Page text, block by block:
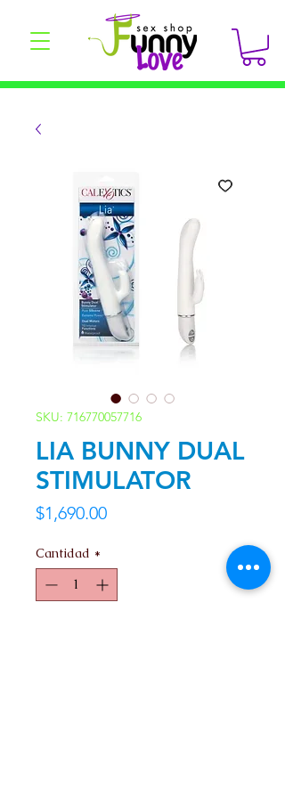
SKU: 716770057716
LIA BUNNY DUAL
STIMULATOR
$1,690.00Precio
Cantidad *